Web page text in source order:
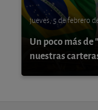
jueves, 5 de febrero
Un poco más de
nuestras